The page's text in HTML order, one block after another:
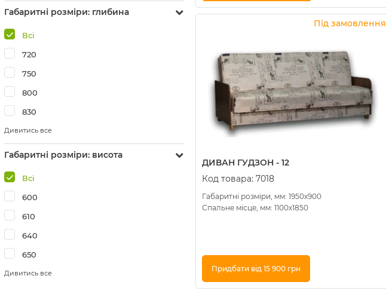
Габаритні розміри: глибина
Всі
720
750
800
830
Дивитись все
Габаритні розміри: висота
Всі
600
610
640
650
Дивитись все
Купити в 1 клік
Під замовлення
ДИВАН ГУДЗОН - 12
Код товара: 7018
Габаритні розміри, мм: 1950х900
Спальне місце, мм: 1100х1850
Придбати від 15 900 грн